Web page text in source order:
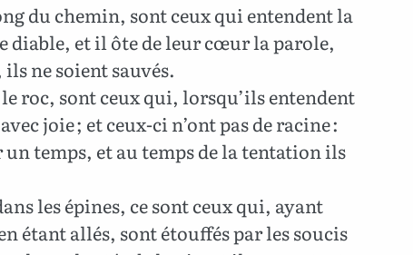
du chemin, sont ceux qui entendent la
diable, et il ôte de leur cœur la parole,
ne soient sauvés.
roc, sont ceux qui, lorsqu’ils entendent
joie ; et ceux-ci n’ont pas de racine :
temps, et au temps de la tentation ils
les épines, ce sont ceux qui, ayant
étant allés, sont étouffés par les soucis